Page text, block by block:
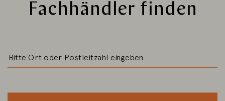
Fachhändler finden